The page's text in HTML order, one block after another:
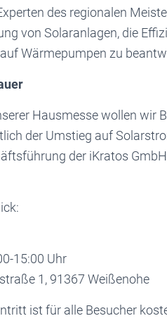
des regionalen
von Solaranlagen, die
Wärmepumpen zu
Hausmesse wollen wir
der Umstieg auf
der iKratos
15:00 Uhr
1, 91367 Weißenohe
ist für alle Besucher